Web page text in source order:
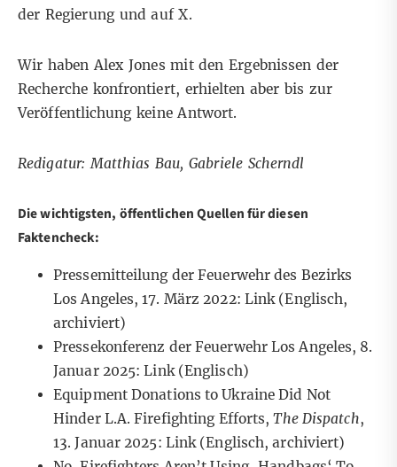
der Regierung und aufX.
Wir haben Alex Jones mit den Ergebnissen der
Recherche konfrontiert, erhielten aber bis zur
Veröffentlichung keine Antwort.
Redigatur: Matthias Bau, Gabriele Scherndl
Die wichtigsten, öffentlichen Quellen für diesen
Faktencheck:
Pressemitteilung der Feuerwehr des Bezirks
Los Angeles, 17. März 2022: Link(Englisch,
archiviert)
Pressekonferenz der Feuerwehr Los Angeles, 8.
Januar 2025:Link(Englisch)
Equipment Donations to Ukraine Did Not
Hinder L.A. Firefighting Efforts,The Dispatch,
13. Januar 2025: Link(Englisch, archiviert)